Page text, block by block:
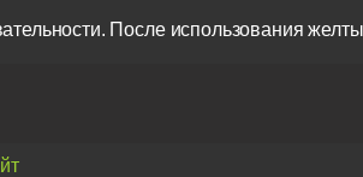
После использования